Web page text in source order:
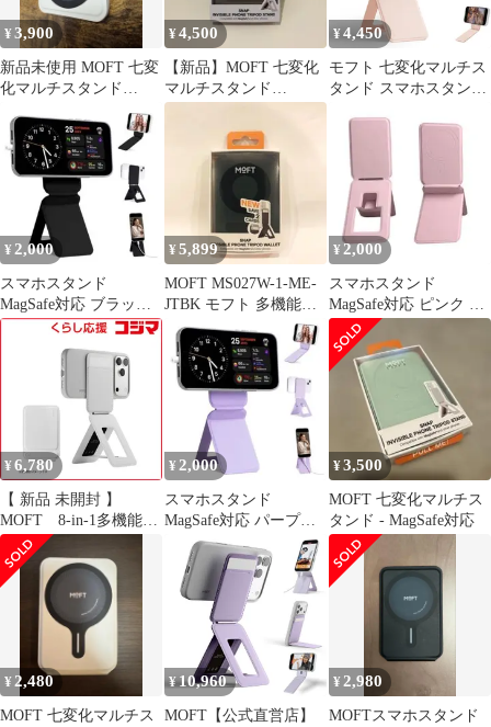
¥3,900
新品未使用 MOFT 七変
化マルチスタンド
¥4,500
【新品】MOFT 七変化
マルチスタンド
MagSafe (トープグレー)
¥4,450
モフト 七変化マルチス
タンド スマホスタンド
チピンク
¥ 2,000
スマホスタンド
MagSafe対応 ブラック
新品・未使用 七変化マ
ルチスタンド
¥5,899
MOFT MS027W-1-ME-
JTBK モフト 多機能ス
タンド
¥ 2,000
スマホスタンド
MagSafe対応 ピンク 新
品未使用 七変化マルチ
スタンド
¥ 6,780
【 新品 未開封 】
MOFT 8-in-1多機能ス
タンド MagSafe対応 ミ
スティグレー
MS027W-1-ME-MCGY
¥ 2,000
スマホスタンド
MagSafe対応 パープル
新品未使用 七変化マル
チスタンド
¥3,500
MOFT 七変化マルチス
タンド - MagSafe対応
¥2,480
MOFT 七変化マルチス
¥10,960
MOFT【公式直営店】
¥2,980
MOFTスマホスタンド